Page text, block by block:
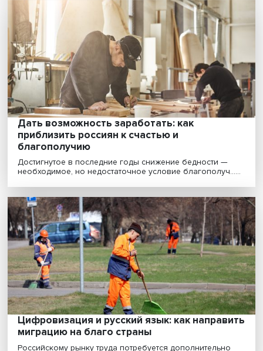
Опора на внутренние ресурсы и
Восток: о чем говорят ключевые сделки
ПМЭФ-2022
По предварительным данным, на недавно
Петербургском международном экономическом
......
Капитализация радости: как развивать
креативные индустрии через
Коллаборация музыкальной, винной и
индустрий помогает развивать бренды в этих сф......